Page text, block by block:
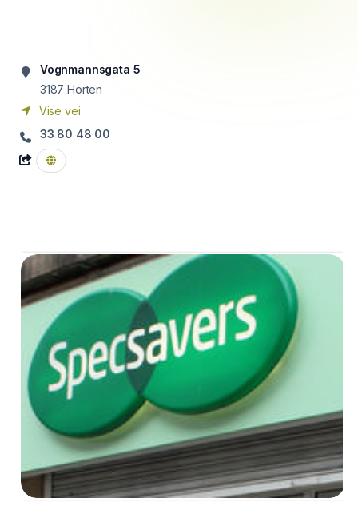
Vognmannsgata 5
3187 Horten
Vise vei
33 80 48 00